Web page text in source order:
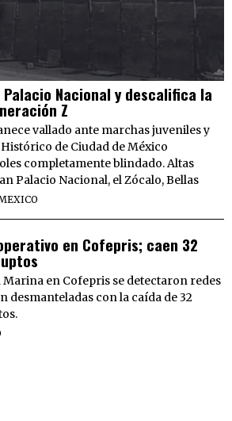
Nacional y descalifica la
Z
vallado ante marchas juveniles y
de Ciudad de México
completamente blindado. Altas
Palacio Nacional, el Zócalo, Bellas
en Cofepris; caen 32
en Cofepris se detectaron redes
desmanteladas con la caída de 32